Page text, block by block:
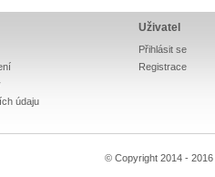
údaju
Uživatel
Přihlásit se
Registrace
© Copyright 2014 - 2016